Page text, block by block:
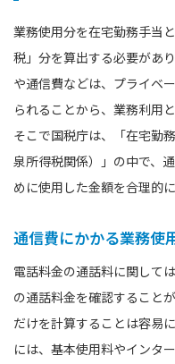
業務使用分を在宅勤務手当
税」分を算出する必要があ
や通信費などは、プライベ
られることから、業務利用
そこで国税庁は、「在宅勤
泉所得税関係）」の中で、
めに使用した金額を合理的
通信費にかかる業務使
電話料金の通話料に関して
の通話料金を確認すること
だけを計算することは容易
には、基本使用料やインタ